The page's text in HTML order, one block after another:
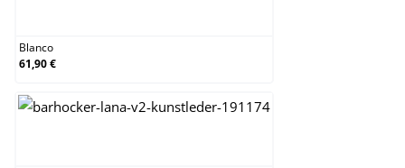
Blanco
61,90 €